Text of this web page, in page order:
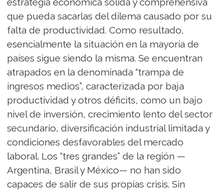
que pueda sacarlas del dilema causado por su
falta de productividad. Como resultado,
esencialmente la situación en la mayoría de
países sigue siendo la misma. Se encuentran
atrapados en la denominada “trampa de
ingresos medios”, caracterizada por baja
productividad y otros déficits, como un bajo
nivel de inversión, crecimiento lento del sector
secundario, diversificación industrial limitada y
condiciones desfavorables del mercado
laboral. Los “tres grandes” de la región —
Argentina, Brasil y México— no han sido
capaces de salir de sus propias crisis. Sin